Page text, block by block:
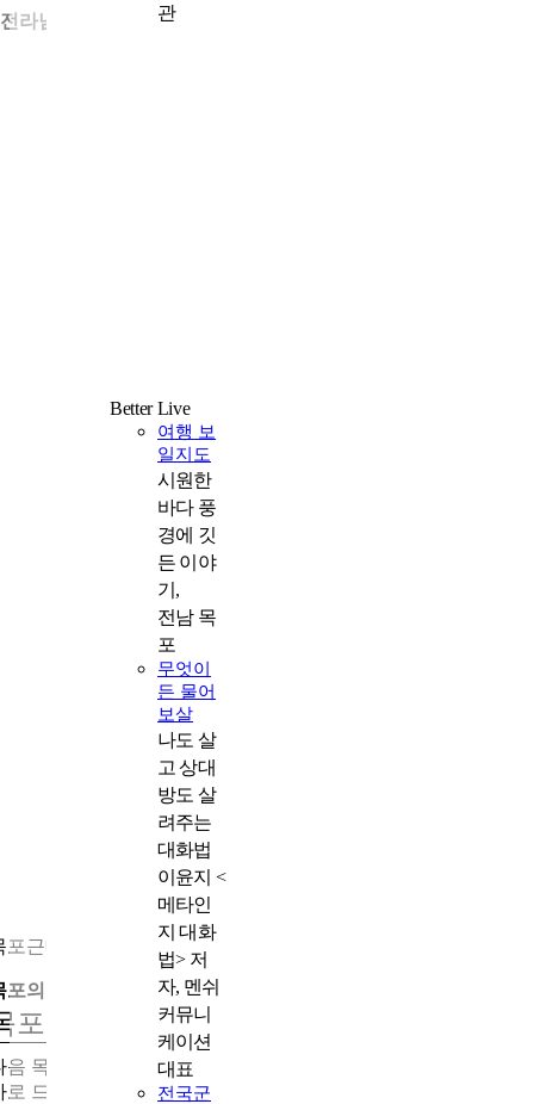
관
Better Live
여행 보
일지도
시원한
바다 풍
경에 깃
든 이야
기,
전남 목
포
무엇이
든 물어
보살
나도 살
고 상대
방도 살
려주는
대화법
이윤지 <
메타인
지 대화
법> 저
자, 멘쉬
커뮤니
케이션
대표
전국군
전라남도 목포시 고하도길 175
포근대역사관
포의 빛나는 역사를 보여주다
포근대역사관
음 목적지로 향하면 독특한 외형으로 눈길을 끄는 건물이 있다.
로 드라마 〈호텔 델루나〉의 호텔 외관으로도 등장했던 목포